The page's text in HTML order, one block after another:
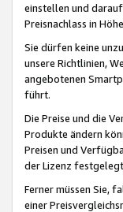
einstellen und
Preisnachlass in
Sie dürfen keine
unsere Richtlinien,
angebotenen
führt.
Die Preise und die
Produkte ändern
Preisen und
der Lizenz
Ferner müssen Sie,
einer